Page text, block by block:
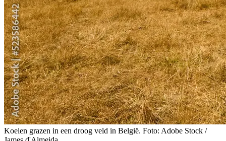
Koeien grazen in een droog veld in België. Foto: Adobe Stock /